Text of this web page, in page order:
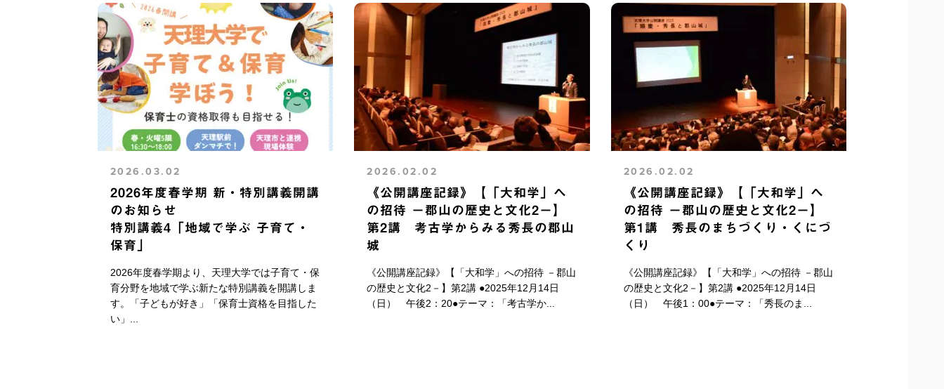
2026.03.02
2026年度春学期 新・特別講義開講
のお知らせ
特別講義4「地域で学ぶ 子育て・
保育」
2026年度春学期より、天理大学では子育て・保
育分野を地域で学ぶ新たな特別講義を開講しま
す。「子どもが好き」「保育士資格を目指した
い」...
2026.02.02
《公開講座記録》【「大和学」へ
の招待 －郡山の歴史と文化2－】
第2講 考古学からみる秀長の郡山
城
《公開講座記録》【「大和学」への招待 －郡山
の歴史と文化2－】第2講 ●2025年12月14日
（日） 午後2：20●テーマ：「考古学か...
2026.02.02
《公開講座記録》【「大和学」へ
の招待 －郡山の歴史と文化2－】
第1講 秀長のまちづくり・くにづ
くり
《公開講座記録》【「大和学」への招待 －郡山
の歴史と文化2－】第2講 ●2025年12月14日
（日） 午後1：00●テーマ：「秀長のま...